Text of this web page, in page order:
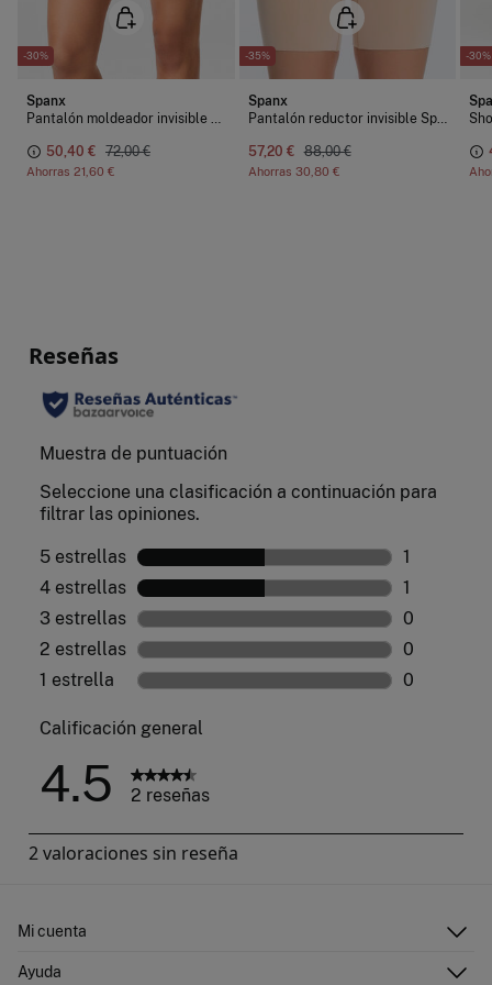
-30%
Spanx
Pantalón moldeador invisible nude algodón supima
50,40 € 72,00 €
Ahorras 21,60 €
-35%
Spanx
Pantalón reductor invisible Spanx
57,20 € 88,00 €
Ahorras 30,80 €
-30%
Mi cuenta
Ayuda